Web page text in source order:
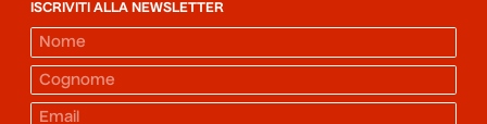
ISCRIVITI ALLA NEWSLETTER